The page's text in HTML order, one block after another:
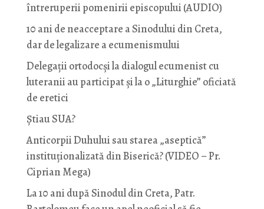
întreruperii pomenirii episcopului (AUDIO)
10 ani de neacceptare a Sinodului din Creta,
dar de legalizare a ecumenismului
Delegații ortodocși la dialogul ecumenist cu
luteranii au participat și la o „Liturghie” oficiată
de eretici
Știau SUA?
Anticorpii Duhului sau starea „aseptică”
instituționalizată din Biserică? (VIDEO – Pr.
Ciprian Mega)
La 10 ani după Sinodul din Creta, Patr.